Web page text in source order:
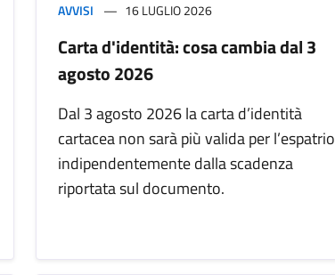
AVVISI 16 LUGLIO 2026
Carta d'identità: cosa cambia dal 3
agosto 2026
Dal 3 agosto 2026 la carta d’identità
cartacea non sarà più valida per l’espatrio
indipendentemente dalla scadenza
riportata sul documento.